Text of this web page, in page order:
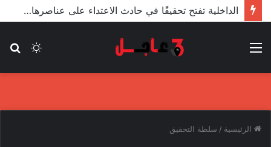
الداخلية تفتح تحقيقًا في حادث الاعتداء على عناصرها من قبل مندسين في المظاهرات
الوضع
الرئيسية / سلطة التحقيق